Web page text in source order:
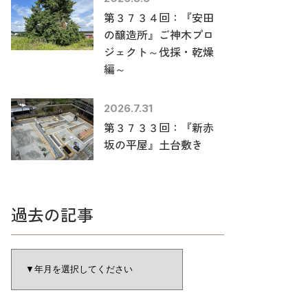
第３７３４回：『安田
の醸造所』ご神木プロ
ジェクト～伐採・乾燥
編～
2026.7.31
第３７３３回：『新赤
坂の平屋』土台敷き
過去の記事